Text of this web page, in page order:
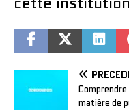
matière de